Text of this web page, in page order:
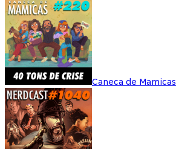
Caneca de Mamicas